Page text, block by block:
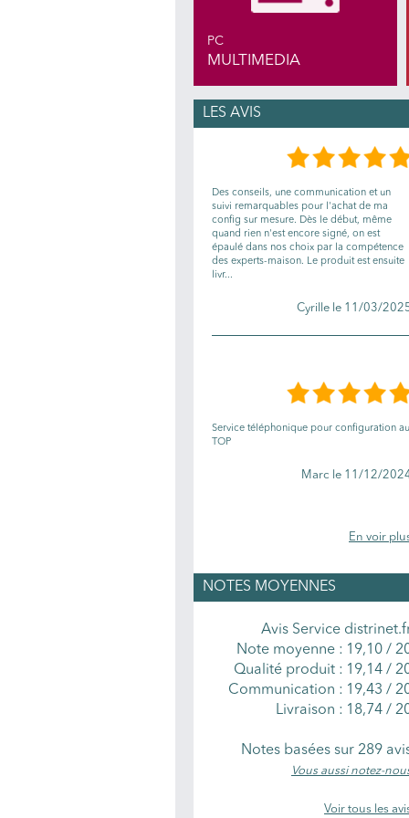
PC
MULTIMEDIA
LES AVIS
Des conseils, une communication et un
suivi remarquables pour l'achat de ma
config sur mesure. Dès le début, même
quand rien n'est encore signé, on est
épaulé dans nos choix par la compétence
des experts-maison. Le produit est ensuite
livr...
Cyrille le 11/03/
Service téléphonique pour configuration au
TOP
Marc le 11/12/
En voir
NOTES MOYENNES
Avis Service
Note moyenne : 19,10 /
Qualité produit : 19,14 /
Communication : 19,43 /
Livraison : 18,74 /
Notes basées sur 289
Vous aussi notez-
Voir tous les